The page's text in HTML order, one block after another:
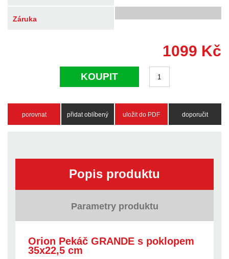
Záruka
1099 Kč
KOUPIT
porovnat přidat oblíbený uložit do PDF doporučit
Popis produktu
Parametry produktu
Orion Pekáč GRANDE s poklopem
35x22,5 cm